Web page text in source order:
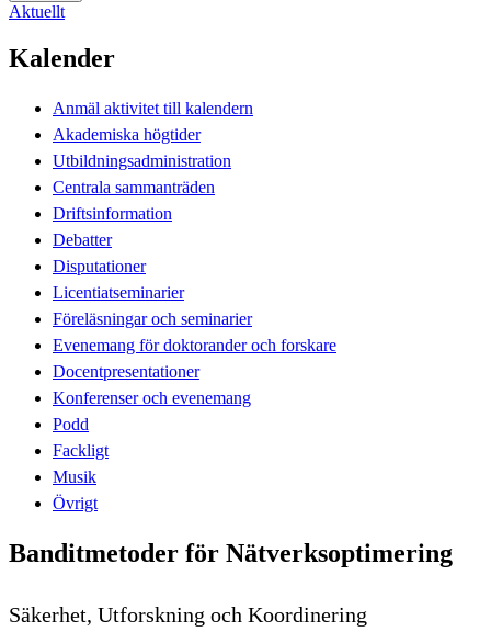
Aktuellt
Kalender
Anmäl aktivitet till kalendern
Akademiska högtider
Utbildningsadministration
Centrala sammanträden
Driftsinformation
Debatter
Disputationer
Licentiatseminarier
Föreläsningar och seminarier
Evenemang för doktorander och forskare
Docentpresentationer
Konferenser och evenemang
Podd
Fackligt
Musik
Övrigt
Banditmetoder för Nätverksoptimering
Säkerhet, Utforskning och Koordinering